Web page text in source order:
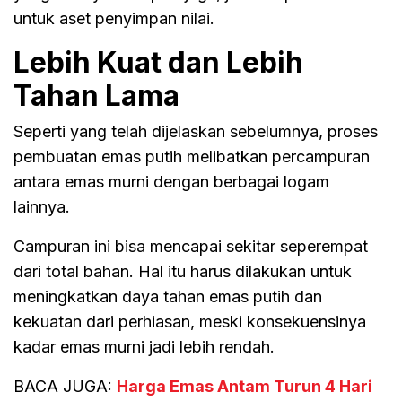
untuk aset penyimpan nilai.
Lebih Kuat dan Lebih
Tahan Lama
Seperti yang telah dijelaskan sebelumnya, proses
pembuatan emas putih melibatkan percampuran
antara emas murni dengan berbagai logam
lainnya.
Campuran ini bisa mencapai sekitar seperempat
dari total bahan. Hal itu harus dilakukan untuk
meningkatkan daya tahan emas putih dan
kekuatan dari perhiasan, meski konsekuensinya
kadar emas murni jadi lebih rendah.
BACA JUGA: Harga Emas Antam Turun 4 Hari